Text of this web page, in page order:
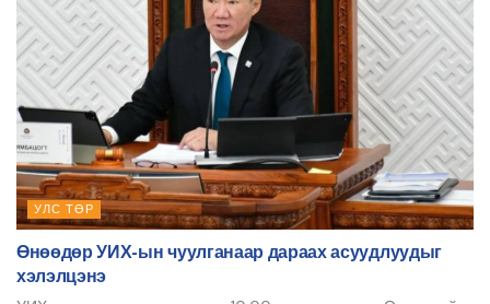
УЛС ТӨР
Өнөөдөр УИХ-ын чуулганаар дараах асуудлуудыг
хэлэлцэнэ